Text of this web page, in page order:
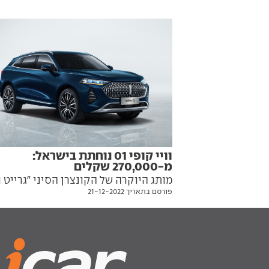
וויי קופי 01 נוחתת בישראל:
מ-270,000 שקלים
מותג היוקרה של הקונצרן הסיני "גרייט
מנחית בישראל רכב פנאי יוקרתי עם
היברידית נטענת וטווח חשמלי של 146 ק"מ
פורסם בתאריך 21-12-2022